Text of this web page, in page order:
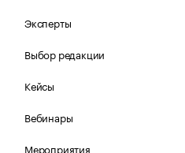
Эксперты
Выбор редакции
Кейсы
Вебинары
Мероприятия